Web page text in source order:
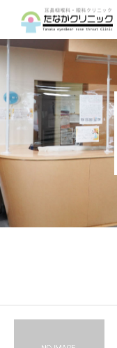
トップページ
診療案内
クリニックの紹介